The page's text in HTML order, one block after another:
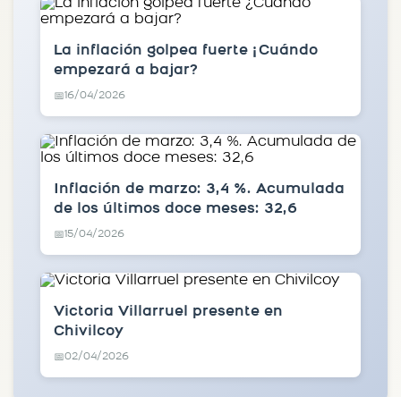
La inflación golpea fuerte ¿Cuándo
empezará a bajar?
📅16/04/2026
Inflación de marzo: 3,4 %. Acumulada
de los últimos doce meses: 32,6
📅15/04/2026
Victoria Villarruel presente en
Chivilcoy
📅02/04/2026